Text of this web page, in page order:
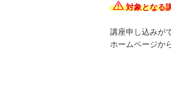
対象となる
講座申し込みが
ホームページか